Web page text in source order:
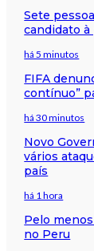
Sete
candidato
há 5 minutos
FIFA
contínuo”
há 30 minutos
Novo
vários
país
há 1 hora
Pelo
no Peru